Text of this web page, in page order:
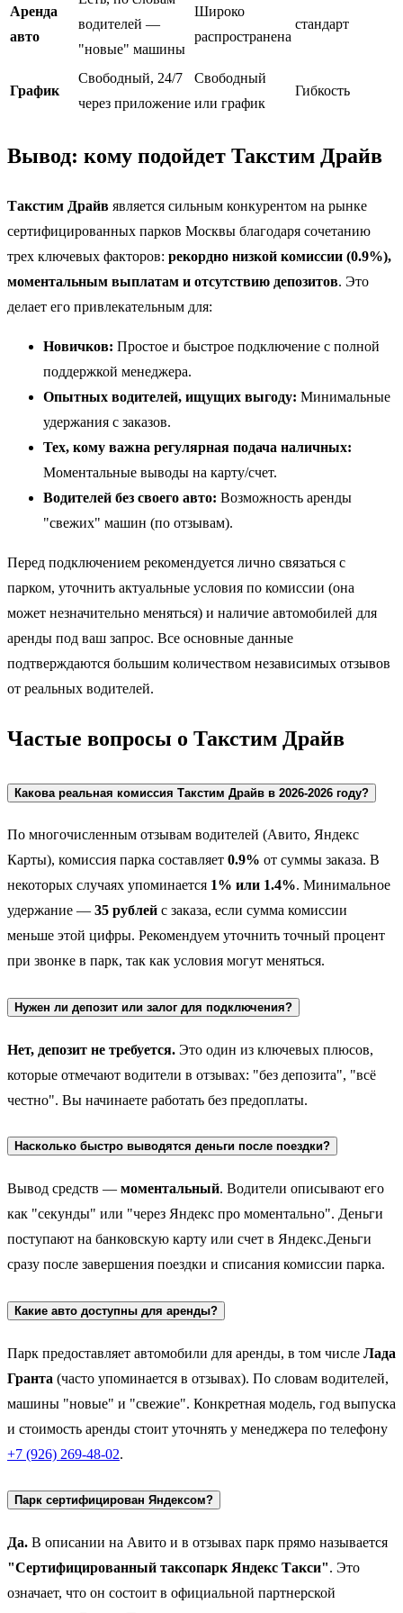
Аренда
авто
водителей —
"новые" машины
Широко
распространена
стандарт
График
Свободный, 24/7
через приложение
Свободный
или график
Гибкость
Вывод: кому подойдет Такстим Драйв
Такстим Драйв является сильным конкурентом на рынке
сертифицированных парков Москвы благодаря сочетанию
трех ключевых факторов: рекордно низкой комиссии (0.9%),
моментальным выплатам и отсутствию депозитов. Это
делает его привлекательным для:
Новичков: Простое и быстрое подключение с полной
поддержкой менеджера.
Опытных водителей, ищущих выгоду: Минимальные
удержания с заказов.
Тех, кому важна регулярная подача наличных:
Моментальные выводы на карту/счет.
Водителей без своего авто: Возможность аренды
"свежих" машин (по отзывам).
Перед подключением рекомендуется лично связаться с
парком, уточнить актуальные условия по комиссии (она
может незначительно меняться) и наличие автомобилей для
аренды под ваш запрос. Все основные данные
подтверждаются большим количеством независимых отзывов
от реальных водителей.
Частые вопросы о Такстим Драйв
Какова реальная комиссия Такстим Драйв в 2026-2026 году?
По многочисленным отзывам водителей (Авито, Яндекс
Карты), комиссия парка составляет 0.9% от суммы заказа. В
некоторых случаях упоминается 1% или 1.4%. Минимальное
удержание — 35 рублей с заказа, если сумма комиссии
меньше этой цифры. Рекомендуем уточнить точный процент
при звонке в парк, так как условия могут меняться.
Нужен ли депозит или залог для подключения?
Нет, депозит не требуется. Это один из ключевых плюсов,
которые отмечают водители в отзывах: "без депозита", "всё
честно". Вы начинаете работать без предоплаты.
Насколько быстро выводятся деньги после поездки?
Вывод средств — моментальный. Водители описывают его
как "секунды" или "через Яндекс про моментально". Деньги
поступают на банковскую карту или счет в Яндекс.Деньги
сразу после завершения поездки и списания комиссии парка.
Какие авто доступны для аренды?
Парк предоставляет автомобили для аренды, в том числе Лада
Гранта (часто упоминается в отзывах). По словам водителей,
машины "новые" и "свежие". Конкретная модель, год выпуска
и стоимость аренды стоит уточнять у менеджера по телефону
+7 (926) 269-48-02.
Парк сертифицирован Яндексом?
Да. В описании на Авито и в отзывах парк прямо называется
"Сертифицированный таксопарк Яндекс Такси". Это
означает, что он состоит в официальной партнерской